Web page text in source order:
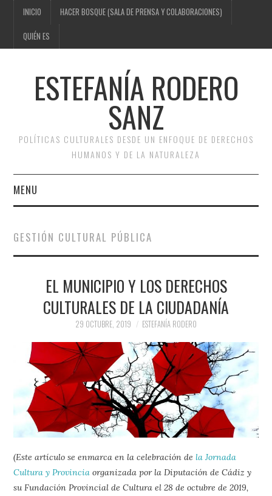
INICIO HACER BOSQUE (SALA DE PRENSA Y COLABORACIONES)
QUIÉN ES
ESTEFANÍA RODERO
SANZ
POLÍTICAS CULTURALES DESDE UN ENFOQUE DE DERECHOS
HUMANOS Y DE LA NATURALEZA
MENU
HACER BOSQUE (SALA DE
PRENSA Y
COLABORACIONES)
QUIÉN ES
GESTIÓN CULTURAL PÚBLICA
EL MUNICIPIO Y LOS DERECHOS
CULTURALES DE LA CIUDADANÍA
29 OCTUBRE, 2019 ESTEFANÍA RODERO
(Este artículo se enmarca en la celebración dela Jornada
Cultura y Provincia organizada por la Diputación de Cádiz y
su Fundación Provincial de Cultura el 28 de octubre de 2019,